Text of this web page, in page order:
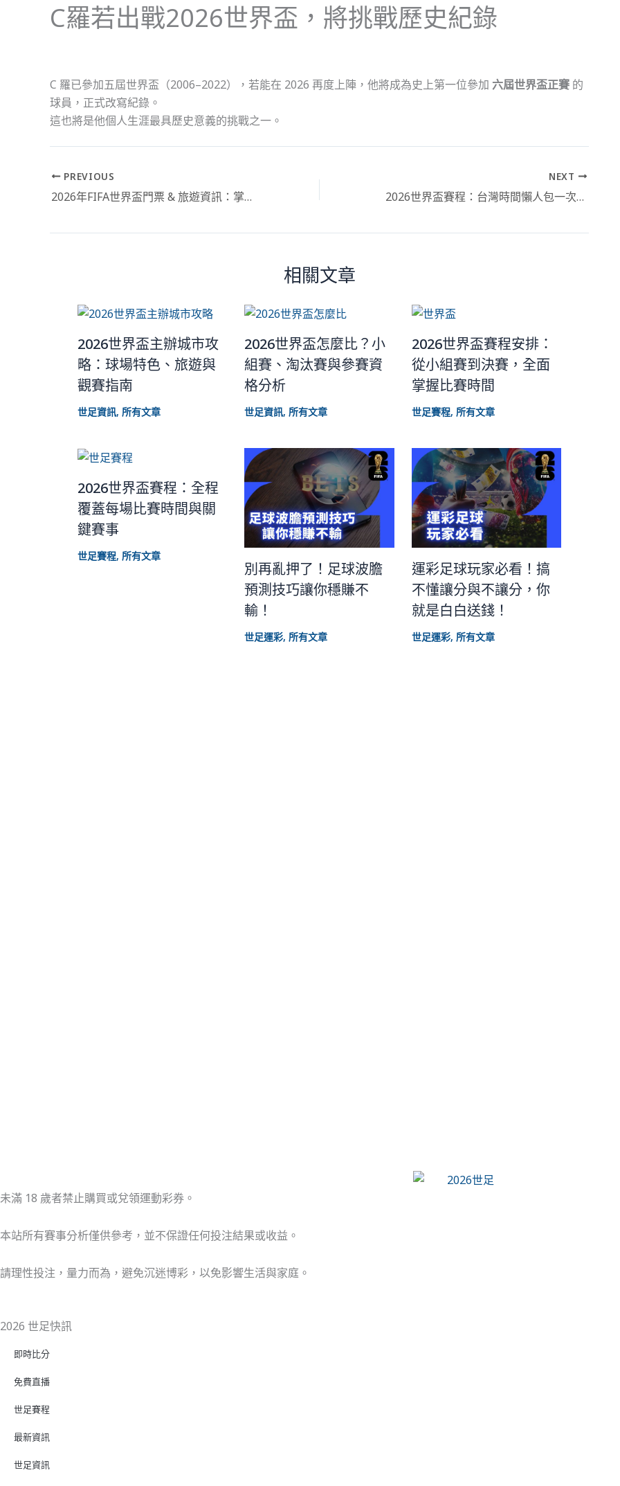
C羅若出戰2026世界盃，將挑戰歷史紀錄
C 羅已參加五屆世界盃（2006–2022），若能在 2026 再度上陣，他將成為史上第一位參加 六屆世界盃正賽 的
球員，正式改寫紀錄。
這也將是他個人生涯最具歷史意義的挑戰之一。
PREVIOUS
2026年FIFA世界盃門票 & 旅遊資訊：掌握2026世足門票購買攻略
NEXT
2026世界盃賽程：台灣時間懶人包一次掌握！
相關文章
2026世界盃主辦城市攻
略：球場特色、旅遊與
觀賽指南
世足資訊, 所有文章
2026世界盃怎麼比？小
組賽、淘汰賽與參賽資
格分析
世足資訊, 所有文章
2026世界盃賽程安排：
從小組賽到決賽，全面
掌握比賽時間
世足賽程, 所有文章
2026世界盃賽程：全程
覆蓋每場比賽時間與關
鍵賽事
世足賽程, 所有文章
別再亂押了！足球波膽
預測技巧讓你穩賺不
輸！
世足運彩, 所有文章
運彩足球玩家必看！搞
不懂讓分與不讓分，你
就是白白送錢！
世足運彩, 所有文章
未滿 18 歲者禁止購買或兌領運動彩券。
本站所有賽事分析僅供參考，並不保證任何投注結果或收益。
請理性投注，量力而為，避免沉迷博彩，以免影響生活與家庭。
2026 世足快訊
即時比分
免費直播
世足賽程
最新資訊
世足資訊